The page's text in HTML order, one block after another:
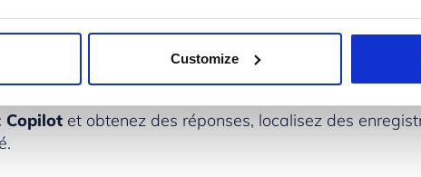
Customize
Automate en langage naturel et de tirer parti de la
Copilot et obtenez des réponses, localisez des